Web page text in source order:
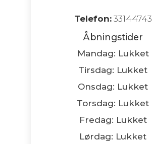
Telefon:33144743
Åbningstider
Mandag: Lukket
Tirsdag: Lukket
Onsdag: Lukket
Torsdag: Lukket
Fredag: Lukket
Lørdag: Lukket